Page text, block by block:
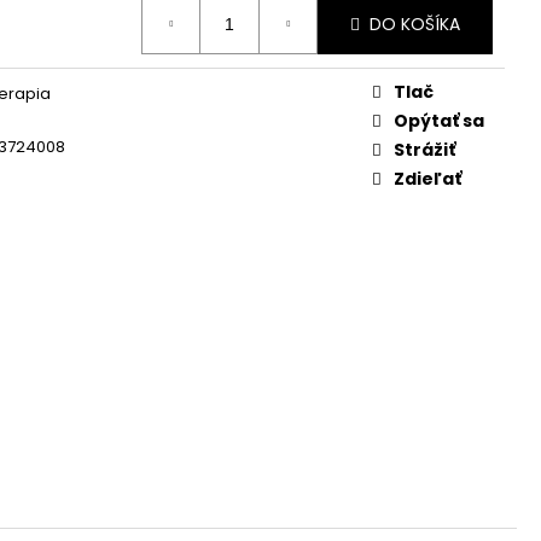
DO KOŠÍKA
Tlač
Opýtať sa
Strážiť
Zdieľať
SÉRUM 3 ML